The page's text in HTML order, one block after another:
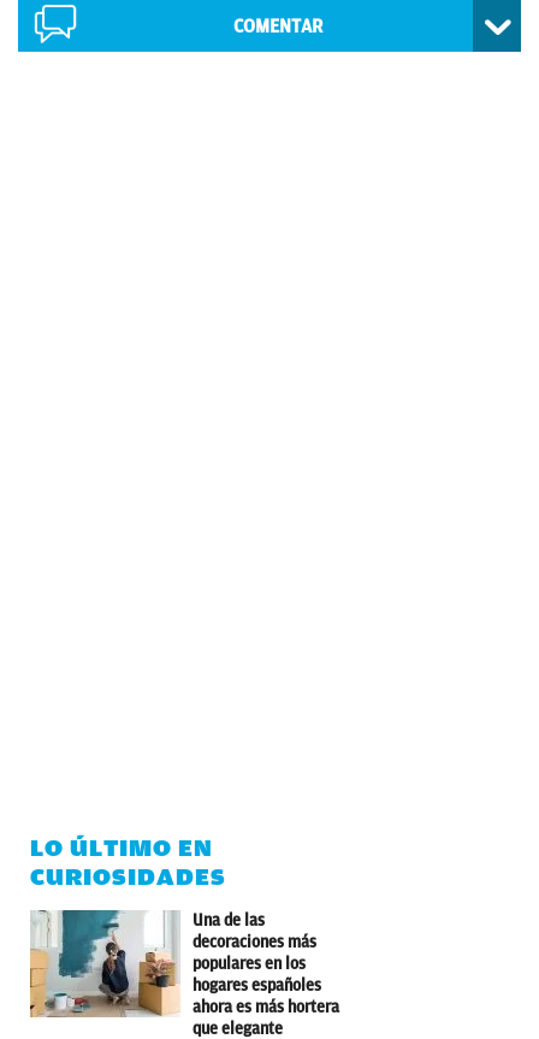
COMENTAR
LO ÚLTIMO EN
CURIOSIDADES
Una de las
decoraciones más
populares en los
hogares españoles
ahora es más hortera
que elegante